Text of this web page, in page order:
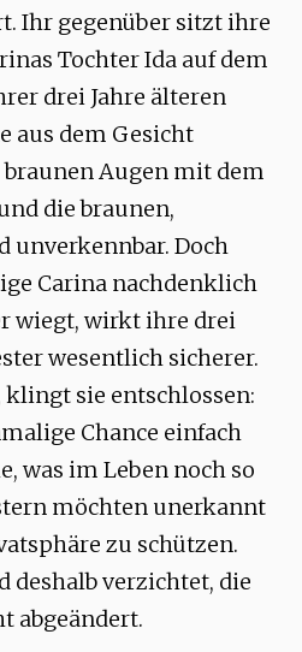
Ihr gegenüber sitzt ihre
Tochter Ida auf dem
drei Jahre älteren
aus dem Gesicht
braunen Augen mit dem
die braunen,
unverkennbar. Doch
Carina nachdenklich
wiegt, wirkt ihre drei
wesentlich sicherer.
sie entschlossen:
Chance einfach
was im Leben noch so
möchten unerkannt
zu schützen.
deshalb verzichtet, die
abgeändert.